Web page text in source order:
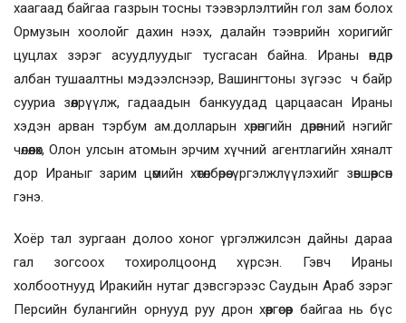
хаагаад байгаа газрын тосны тээвэрлэлтийн гол зам болох
Ормузын хоолойг дахин нээх, далайн тээврийн хоригийг
цуцлах зэрэг асуудлуудыг тусгасан байна. Ираны өндөр
албан тушаалтны мэдээлснээр, Вашингтоны зүгээс ч байр
сууриа зөөлрүүлж, гадаадын банкуудад царцаасан Ираны
хэдэн арван тэрбум ам.долларын хөрөнгийн дөрөвний нэгийг
чөлөөлөх, Олон улсын атомын эрчим хүчний агентлагийн хяналт
дор Ираныг зарим цөмийн хөтөлбөрөө үргэлжлүүлэхийг зөвшөөрсөн
гэнэ.
Хоёр тал зургаан долоо хоног үргэлжилсэн дайны дараа
гал зогсоох тохиролцоонд хүрсэн. Гэвч Ираны
холбоотнууд Иракийн нутаг дэвсгэрээс Саудын Араб зэрэг
Персийн булангийн орнууд руу дрон хөөргөсөөр байгаа нь бүс